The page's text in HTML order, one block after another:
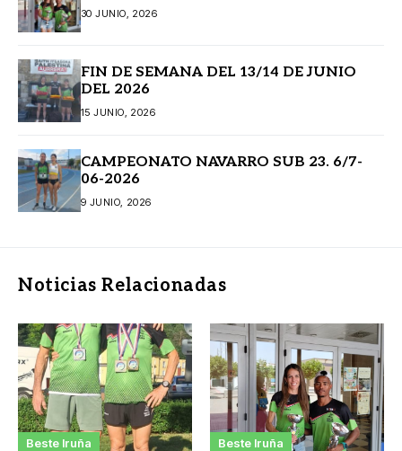
30 JUNIO, 2026
FIN DE SEMANA DEL 13/14 DE JUNIO
DEL 2026
15 JUNIO, 2026
CAMPEONATO NAVARRO SUB 23. 6/7-
06-2026
9 JUNIO, 2026
Noticias Relacionadas
Beste Iruña Beste Iruña